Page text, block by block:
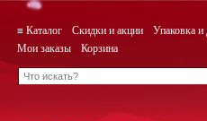
≡ Каталог Скидки и акции Упаковка и
Мои заказы
Корзина